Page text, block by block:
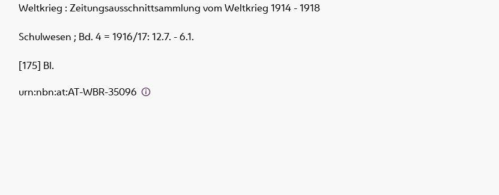
Weltkrieg : Zeitungsausschnittsammlung vom Weltkrieg 1914 - 1918
Schulwesen ; Bd. 4 = 1916/17: 12.7. - 6.1.
[175] Bl.
urn:nbn:at:AT-WBR-35096